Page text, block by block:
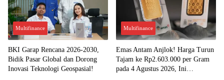
Multifinance
BKI Garap Rencana 2026-2030,
Bidik Pasar Global dan Dorong
Inovasi Teknologi Geospasial!
Multifinance
Emas Antam Anjlok! Harga Turun
Tajam ke Rp2.603.000 per Gram
pada 4 Agustus 2026, Ini